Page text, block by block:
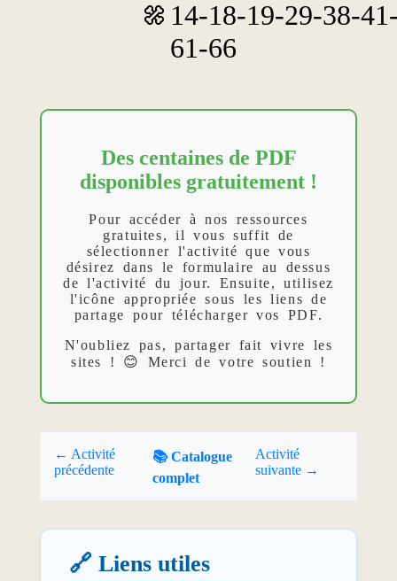
14-18-19-29-38-
61-66
Des centaines de PDF
disponibles gratuitement !
Pour accéder à nos ressources
gratuites, il vous suffit de
sélectionner l'activité que vous
désirez dans le formulaire au dessus
de l'activité du jour. Ensuite, utilisez
l'icône appropriée sous les liens de
partage pour télécharger vos PDF.
N'oubliez pas, partager fait vivre les
sites ! 😊 Merci de votre soutien !
← Activité
précédente
📚 Catalogue
complet
Activité
suivante →
🔗 Liens utiles